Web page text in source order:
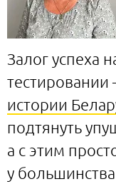
Залог успеха
истории
подтянуть
а с этим
у